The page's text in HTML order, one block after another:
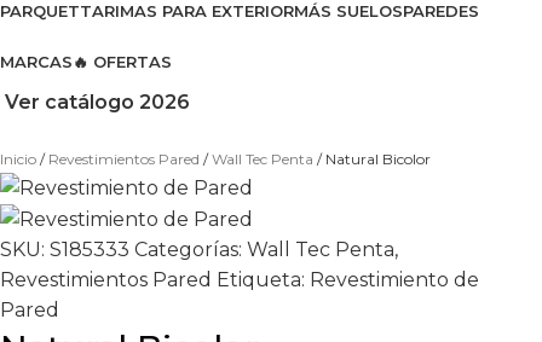
PARQUETTARIMAS PARA EXTERIORMÁS SUELOSPAREDES
MARCAS🔥 OFERTAS
Ver catálogo 2026
Inicio Revestimientos Pared Wall Tec Penta Natural Bicolor
SKU: S185333 Categorías: Wall Tec Penta,
Revestimientos Pared Etiqueta: Revestimiento de
Pared